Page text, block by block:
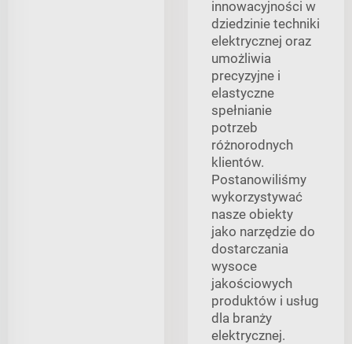
innowacyjności w
dziedzinie techniki
elektrycznej oraz
umożliwia
precyzyjne i
elastyczne
spełnianie
potrzeb
różnorodnych
klientów.
Postanowiliśmy
wykorzystywać
nasze obiekty
jako narzędzie do
dostarczania
wysoce
jakościowych
produktów i usług
dla branży
elektrycznej.